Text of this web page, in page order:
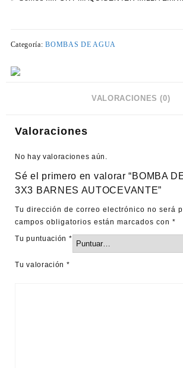
Categoría:BOMBAS DE AGUA
VALORACIONES (0)
Valoraciones
No hay valoraciones aún.
Sé el primero en valorar “BOMBA
3X3 BARNES AUTOCEVANTE”
Tu dirección de correo electrónico no será
campos obligatorios están marcados con *
Tu puntuación *
Tu valoración *